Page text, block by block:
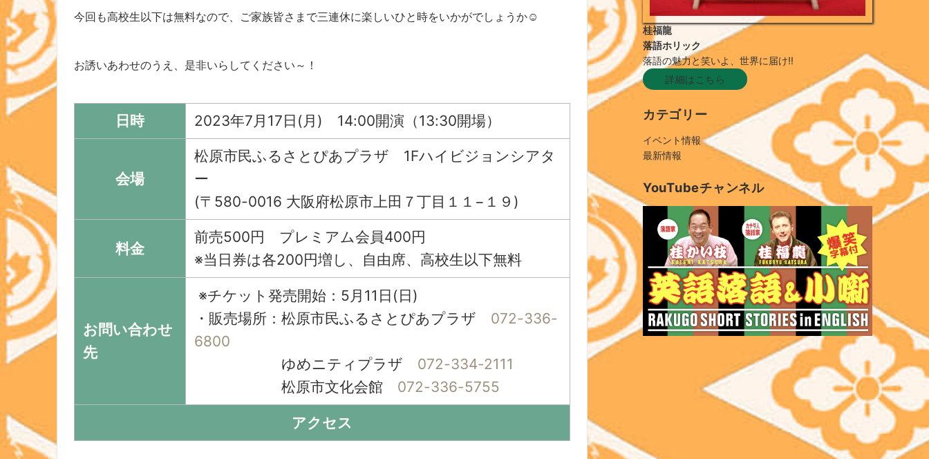
今回も高校生以下は無料なので、ご家族皆さまで三連休に楽しいひと時をいかがでしょうか☺
お誘いあわせのうえ、是非いらしてください～！
日時 2023年7月17日(月) 14:00開演（13:30開場）
会場
松原市民ふるさとぴあプラザ 1Fハイビジョンシアタ
ー
(〒580-0016 大阪府松原市上田７丁目１１−１９)
料金
前売500円 プレミアム会員400円
※当日券は各200円増し、自由席、高校生以下無料
お問い合わせ
先
※チケット発売開始：5月11日(日)
・販売場所：松原市民ふるさとぴあプラザ 072-336-
6800
ゆめニティプラザ 072-334-2111
松原市文化会館 072-336-5755
アクセス
桂福龍
落語ホリック
落語の魅力と笑いよ、世界に届け!!
詳細はこちら
カテゴリー
イベント情報
最新情報
YouTubeチャンネル